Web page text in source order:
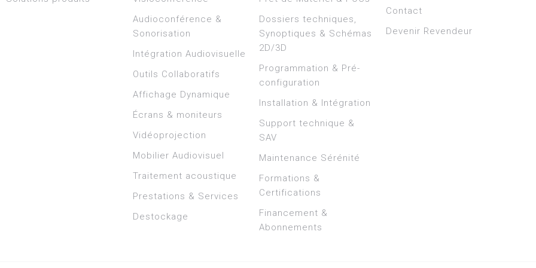
Audioconférence &
Sonorisation
Intégration Audiovisuelle
Outils Collaboratifs
Affichage Dynamique
Écrans & moniteurs
Vidéoprojection
Mobilier Audiovisuel
Traitement acoustique
Prestations & Services
Destockage
Dossiers techniques,
Synoptiques & Schémas
2D/3D
Programmation & Pré-
configuration
Installation & Intégration
Support technique &
SAV
Maintenance Sérénité
Formations &
Certifications
Financement &
Abonnements
Contact
Devenir Revendeur